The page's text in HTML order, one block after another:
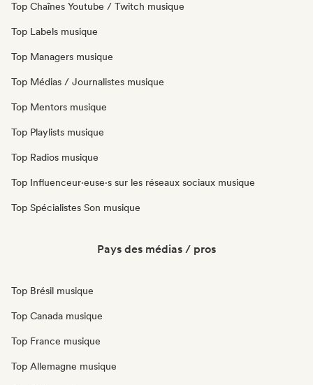
Top Chaînes Youtube / Twitch musique
Top Labels musique
Top Managers musique
Top Médias / Journalistes musique
Top Mentors musique
Top Playlists musique
Top Radios musique
Top Influenceur·euse·s sur les réseaux sociaux musique
Top Spécialistes Son musique
Pays des médias / pros
Top Brésil musique
Top Canada musique
Top France musique
Top Allemagne musique